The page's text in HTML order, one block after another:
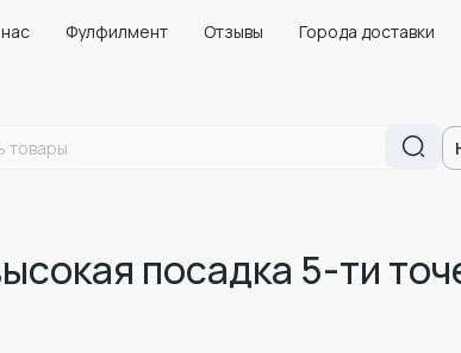
Фулфилмент Отзывы Города доставки
посадка 5-ти